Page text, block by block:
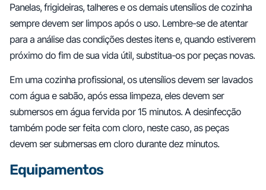
Panelas, frigideiras, talheres e os demais utensílios de cozinha
sempre devem ser limpos após o uso. Lembre-se de atentar
para a análise das condições destes itens e, quando estiverem
próximo do fim de sua vida útil, substitua-os por peças novas.
Em uma cozinha profissional, os utensílios devem ser lavados
com água e sabão, após essa limpeza, eles devem ser
submersos em água fervida por 15 minutos. A desinfecção
também pode ser feita com cloro, neste caso, as peças
devem ser submersas em cloro durante dez minutos.
Equipamentos